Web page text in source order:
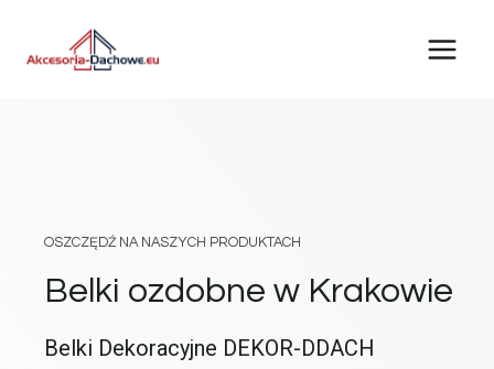
OSZCZĘDŹ NA NASZYCH PRODUKTACH
Belki ozdobne w Krakowie
Belki Dekoracyjne DEKOR-DDACH